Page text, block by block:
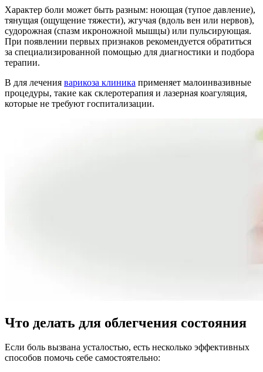
Характер боли может быть разным: ноющая (тупое давление),
тянущая (ощущение тяжести), жгучая (вдоль вен или нервов),
судорожная (спазм икроножной мышцы) или пульсирующая.
При появлении первых признаков рекомендуется обратиться
за специализированной помощью для диагностики и подбора
терапии.
В для лечения варикоза клиника применяет малоинвазивные
процедуры, такие как склеротерапия и лазерная коагуляция,
которые не требуют госпитализации.
Что делать для облегчения состояния
Если боль вызвана усталостью, есть несколько эффективных
способов помочь себе самостоятельно: